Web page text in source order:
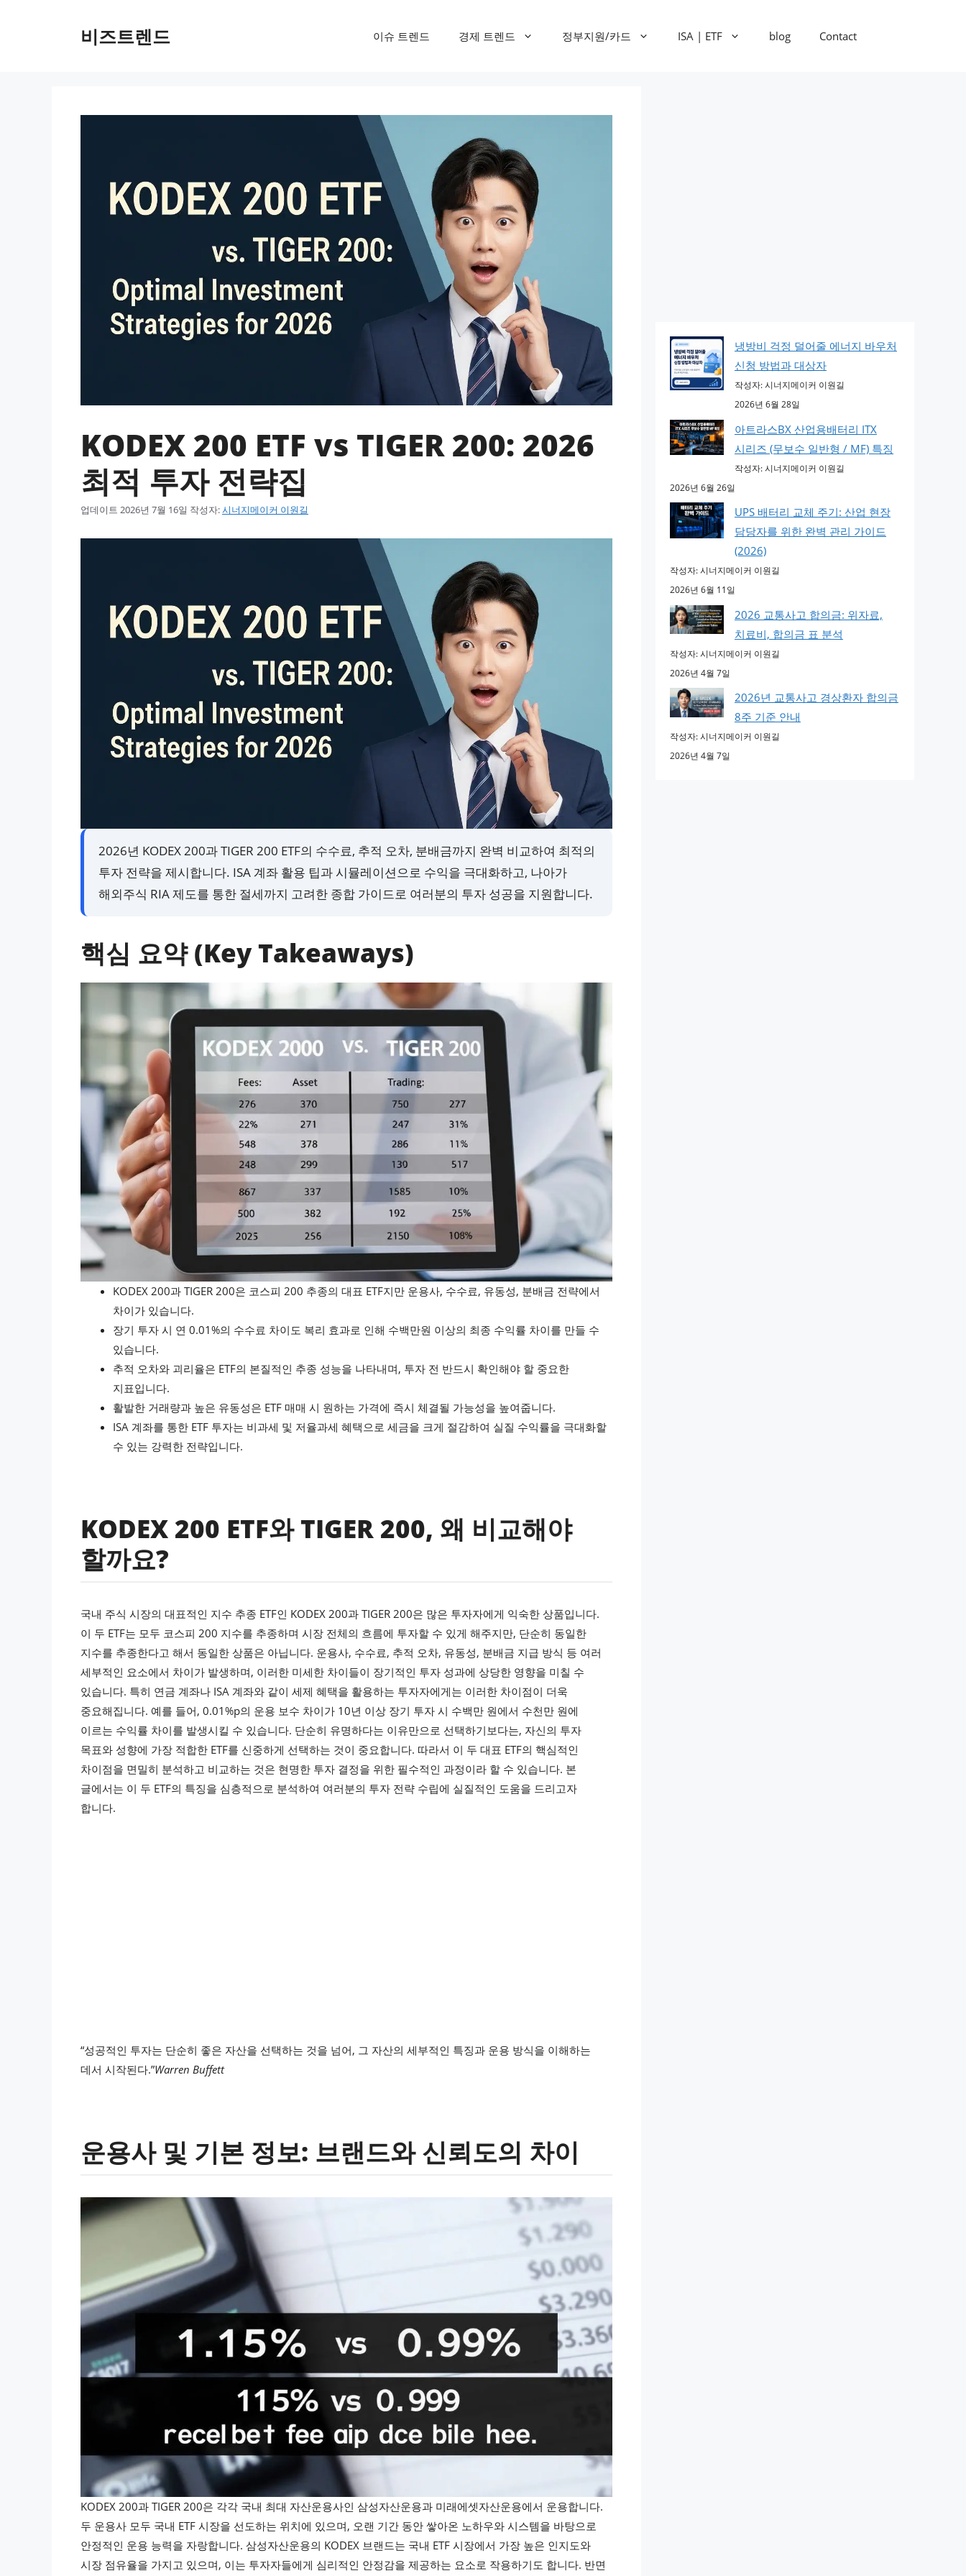
비즈트렌드 이슈 트렌드 경제 트렌드 정부지원/카드 ISA | ETF blog Contact
KODEX 200 ETF vs TIGER 200: 2026
최적 투자 전략집
업데이트 2026년 7월 16일 작성자:시너지메이커 이원길
2026년 KODEX 200과 TIGER 200 ETF의 수수료, 추적 오차, 분배금까지 완벽 비교하여 최적의
투자 전략을 제시합니다. ISA 계좌 활용 팁과 시뮬레이션으로 수익을 극대화하고, 나아가
해외주식 RIA 제도를 통한 절세까지 고려한 종합 가이드로 여러분의 투자 성공을 지원합니다.
핵심 요약 (Key Takeaways)
KODEX 200과 TIGER 200은 코스피 200 추종의 대표 ETF지만 운용사, 수수료, 유동성, 분배금 전략에서
차이가 있습니다.
장기 투자 시 연 0.01%의 수수료 차이도 복리 효과로 인해 수백만원 이상의 최종 수익률 차이를 만들 수
있습니다.
추적 오차와 괴리율은 ETF의 본질적인 추종 성능을 나타내며, 투자 전 반드시 확인해야 할 중요한
지표입니다.
활발한 거래량과 높은 유동성은 ETF 매매 시 원하는 가격에 즉시 체결될 가능성을 높여줍니다.
ISA 계좌를 통한 ETF 투자는 비과세 및 저율과세 혜택으로 세금을 크게 절감하여 실질 수익률을 극대화할
수 있는 강력한 전략입니다.
KODEX 200 ETF와 TIGER 200, 왜 비교해야
할까요?
국내 주식 시장의 대표적인 지수 추종 ETF인 KODEX 200과 TIGER 200은 많은 투자자에게 익숙한 상품입니다.
이 두 ETF는 모두 코스피 200 지수를 추종하며 시장 전체의 흐름에 투자할 수 있게 해주지만, 단순히 동일한
지수를 추종한다고 해서 동일한 상품은 아닙니다. 운용사, 수수료, 추적 오차, 유동성, 분배금 지급 방식 등 여러
세부적인 요소에서 차이가 발생하며, 이러한 미세한 차이들이 장기적인 투자 성과에 상당한 영향을 미칠 수
있습니다. 특히 연금 계좌나 ISA 계좌와 같이 세제 혜택을 활용하는 투자자에게는 이러한 차이점이 더욱
중요해집니다. 예를 들어, 0.01%p의 운용 보수 차이가 10년 이상 장기 투자 시 수백만 원에서 수천만 원에
이르는 수익률 차이를 발생시킬 수 있습니다. 단순히 유명하다는 이유만으로 선택하기보다는, 자신의 투자
목표와 성향에 가장 적합한 ETF를 신중하게 선택하는 것이 중요합니다. 따라서 이 두 대표 ETF의 핵심적인
차이점을 면밀히 분석하고 비교하는 것은 현명한 투자 결정을 위한 필수적인 과정이라 할 수 있습니다. 본
글에서는 이 두 ETF의 특징을 심층적으로 분석하여 여러분의 투자 전략 수립에 실질적인 도움을 드리고자
합니다.
“성공적인 투자는 단순히 좋은 자산을 선택하는 것을 넘어, 그 자산의 세부적인 특징과 운용 방식을 이해하는
데서 시작된다.”Warren Buffett
운용사 및 기본 정보: 브랜드와 신뢰도의 차이
KODEX 200과 TIGER 200은 각각 국내 최대 자산운용사인 삼성자산운용과 미래에셋자산운용에서 운용합니다.
두 운용사 모두 국내 ETF 시장을 선도하는 위치에 있으며, 오랜 기간 동안 쌓아온 노하우와 시스템을 바탕으로
안정적인 운용 능력을 자랑합니다. 삼성자산운용의 KODEX 브랜드는 국내 ETF 시장에서 가장 높은 인지도와
시장 점유율을 가지고 있으며, 이는 투자자들에게 심리적인 안정감을 제공하는 요소로 작용하기도 합니다. 반면
냉방비 걱정 덜어줄 에너지 바우처
신청 방법과 대상자
작성자: 시너지메이커 이원길
2026년 6월 28일
아트라스BX 산업용배터리 ITX
시리즈 (무보수 일반형 / MF) 특징
작성자: 시너지메이커 이원길
2026년 6월 26일
UPS 배터리 교체 주기: 산업 현장
담당자를 위한 완벽 관리 가이드
(2026)
작성자: 시너지메이커 이원길
2026년 6월 11일
2026 교통사고 합의금: 위자료,
치료비, 합의금 표 분석
작성자: 시너지메이커 이원길
2026년 4월 7일
2026년 교통사고 경상환자 합의금
8주 기준 안내
작성자: 시너지메이커 이원길
2026년 4월 7일